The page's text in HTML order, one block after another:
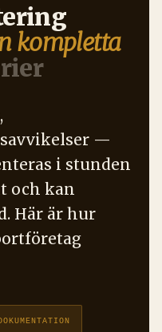
kompletta
—
i stunden
och kan
Här är hur